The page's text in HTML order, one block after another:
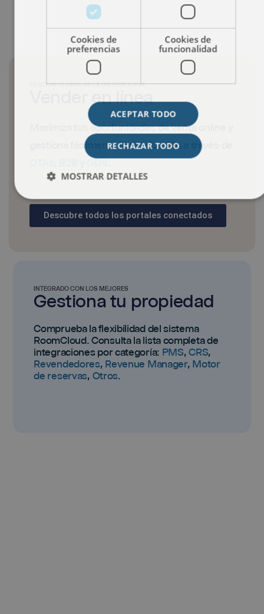
GESTIÓN GLOBAL DE LA DISTRIBUCIÓN
Vender en línea
Maximiza tus oportunidades de venta online y
gestiona fácilmente la distribución a través de
Descubre todos los portales conectados
INTEGRADO CON LOS MEJORES
Gestiona tu propiedad
Comprueba la flexibilidad del sistema
RoomCloud. Consulta la lista completa de
integraciones por categoría: PMS,CRS,
Revendedores, Revenue Manager, Motor
de reservas, Otros.
Cookies de
preferencias
Cookies de
funcionalidad
ACEPTAR TODO
RECHAZAR TODO
MOSTRAR DETALLES